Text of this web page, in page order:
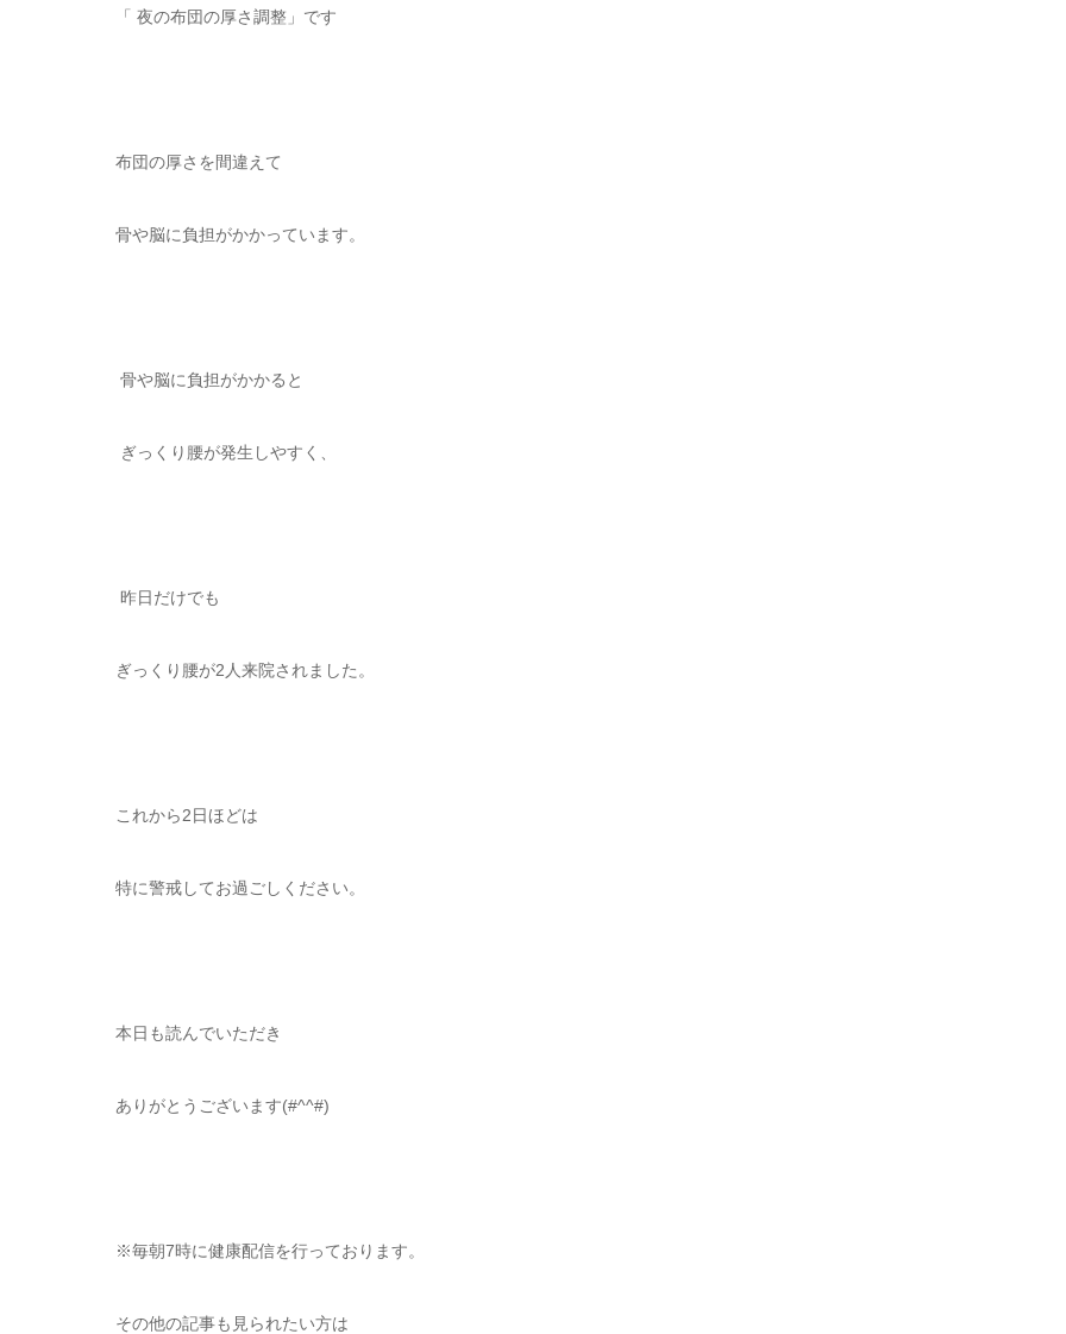
「 夜の布団の厚さ調整」です
布団の厚さを間違えて
骨や脳に負担がかかっています。
骨や脳に負担がかかると
ぎっくり腰が発生しやすく、
昨日だけでも
ぎっくり腰が2人来院されました。
これから2日ほどは
特に警戒してお過ごしください。
本日も読んでいただき
ありがとうございます(#^^#)
※毎朝7時に健康配信を行っております。
その他の記事も見られたい方は